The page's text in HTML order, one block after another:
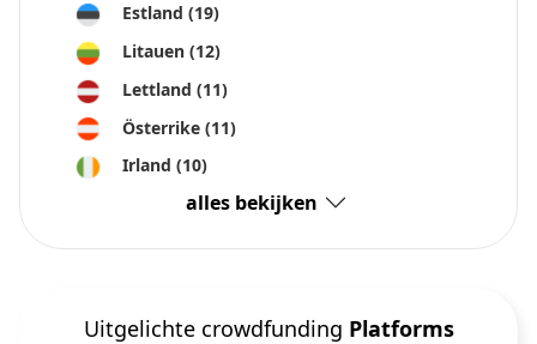
Estland (19)
Litauen (12)
Lettland (11)
Österrike (11)
Irland (10)
alles bekijken
Uitgelichte crowdfunding Platforms